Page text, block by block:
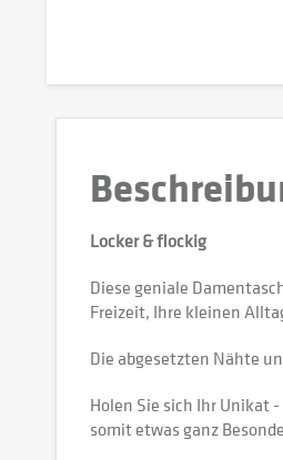
Locker & flockig
Diese geniale
Freizeit, Ihre kleinen
Die abgesetzten Nähte
Holen Sie sich Ihr Unikat
somit etwas ganz